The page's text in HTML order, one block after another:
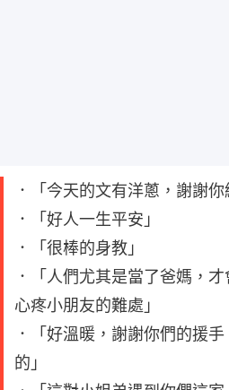
．「今天的文有洋蔥，謝謝你
．「好人一生平安」
．「很棒的身教」
．「人們尤其是當了爸媽，
心疼小朋友的難處」
．「好溫暖，謝謝你們的援
的」